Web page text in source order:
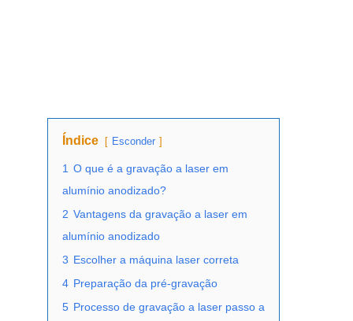
Índice Esconder
1 O que é a gravação a laser em
alumínio anodizado?
2 Vantagens da gravação a laser em
alumínio anodizado
3 Escolher a máquina laser correta
4 Preparação da pré-gravação
5 Processo de gravação a laser passo a